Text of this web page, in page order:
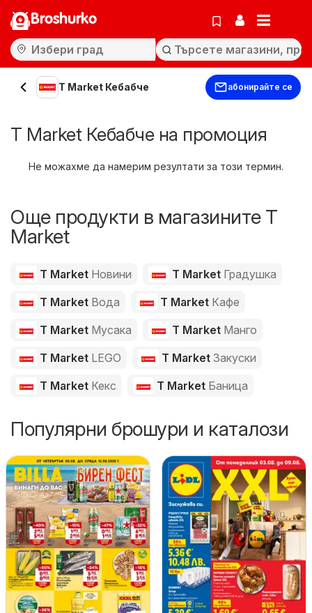
Broshurko
T Market Кебабче абонирайте се
T Market Кебабче на промоция
Не можахме да намерим резултати за този термин.
Още продукти в магазините T
Market
T Market Новини T Market Градушка
T Market Вода T Market Кафе
T Market Мусака T Market Манго
T Market LEGO T Market Закуски
T Market Кекс T Market Баница
Популярни брошури и каталози